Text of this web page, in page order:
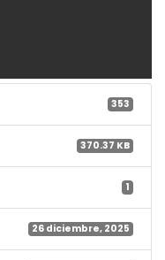
353
370.37 KB
1
26 diciembre, 2025